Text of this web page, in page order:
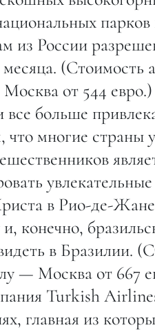
парков
из России
(Стоимость
от 544 евро.)
больше
многие страны
в Рио-де-
конечно,
в Бразилии.
— Москва от 667
Turkish
главная из